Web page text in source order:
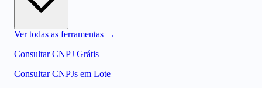
Ver todas as ferramentas →
Consultar CNPJ Grátis
Consultar CNPJs em Lote